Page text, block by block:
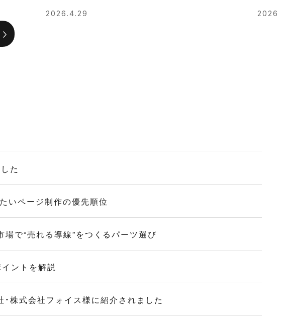
れる導線”をつくるパーツ選び
2026.4.29
解説
た
いページ制作の優先順位
場で“売れる導線”をつくるパーツ選び
ントを解説
株式会社フォイス様に紹介されました